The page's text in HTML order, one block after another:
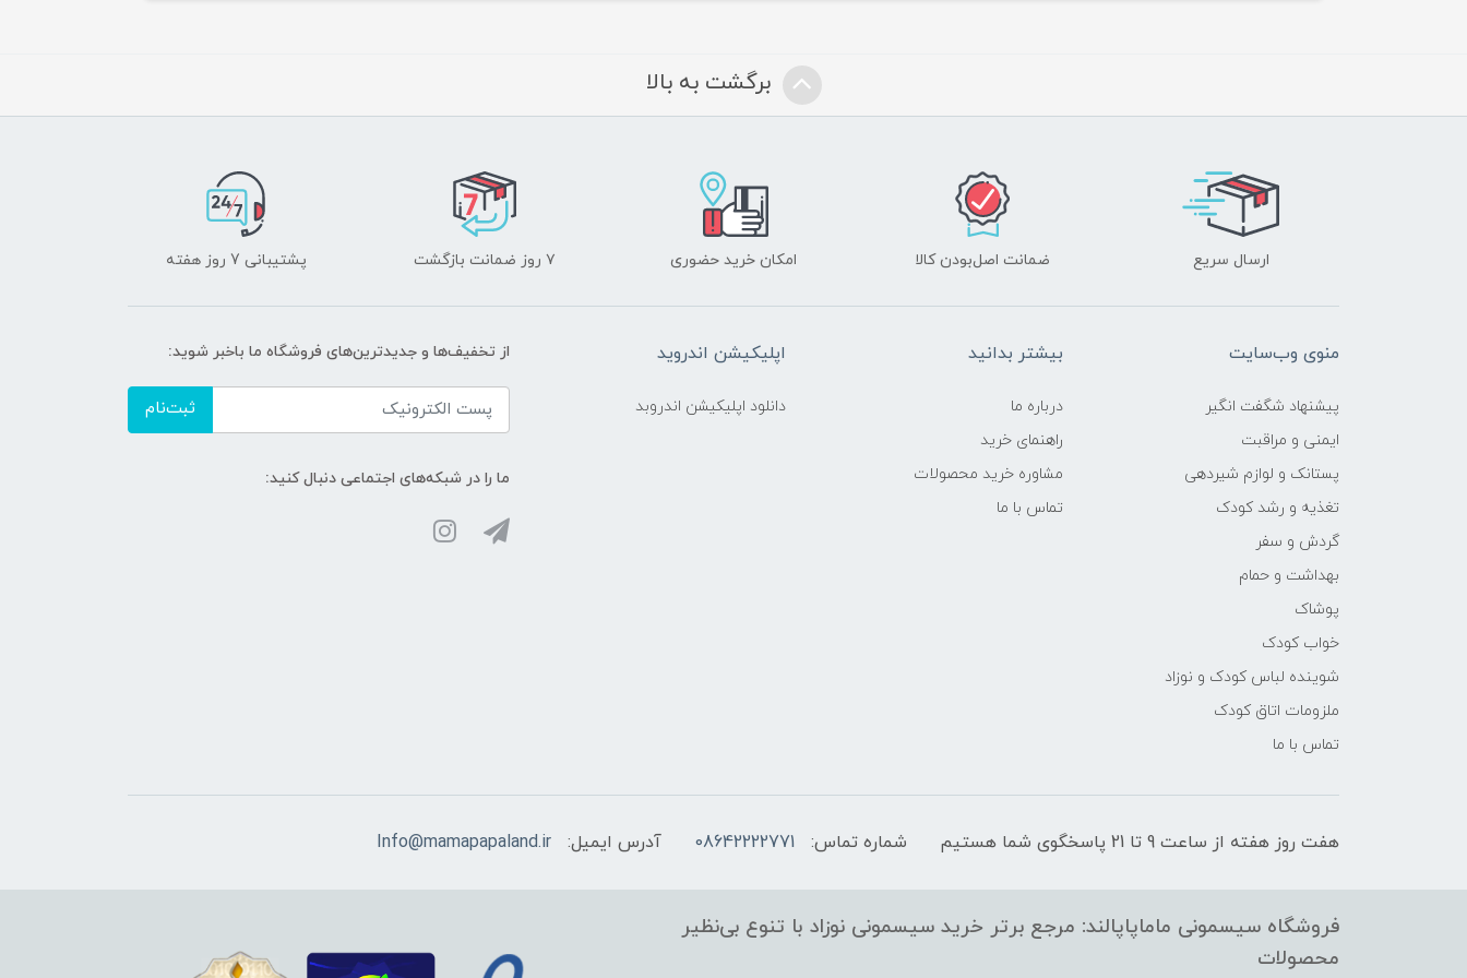
برگشت به بالا
ارسال سریع ضمانت اصل‌بودن کالا امکان خرید حضوری ۷ روز ضمانت بازگشت پشتیبانی 7 روز هفته
منوی وب‌سایت
پیشنهاد شگفت انگیر
ایمنی و مراقبت
پستانک و لوازم شیردهی
تغذیه و رشد کودک
گردش و سفر
بهداشت و حمام
پوشاک
خواب کودک
شوینده لباس کودک و نوزاد
ملزومات اتاق کودک
تماس با ما
بیشتر بدانید
درباره ما
راهنمای خرید
مشاوره خرید محصولات
تماس با ما
اپلیکیشن اندروید
دانلود اپلیکیشن اندروبد
از تخفیف‌ها و جدیدترین‌های فروشگاه ما باخبر شوید:
ثبت‌نام
ما را در شبکه‌های اجتماعی دنبال کنید:
هفت روز هفته از ساعت 9 تا 21 پاسخگوی شما هستیم شماره تماس: 08642222771 آدرس ایمیل: Info@mamapapaland.ir
فروشگاه سیسمونی ماماپاپالند: مرجع برتر خرید سیسمونی نوزاد با تنوع بی‌نظیر
محصولات